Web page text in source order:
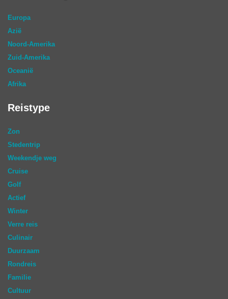
Europa
Azië
Noord-Amerika
Zuid-Amerika
Oceanië
Afrika
Reistype
Zon
Stedentrip
Weekendje weg
Cruise
Golf
Actief
Winter
Verre reis
Culinair
Duurzaam
Rondreis
Familie
Cultuur